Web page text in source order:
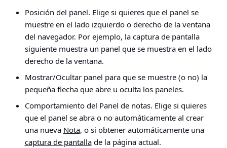
Posición del panel. Elige si quieres que el panel se
muestre en el lado izquierdo o derecho de la ventana
del navegador. Por ejemplo, la captura de pantalla
siguiente muestra un panel que se muestra en el lado
derecho de la ventana.
Mostrar/Ocultar panel para que se muestre (o no) la
pequeña flecha que abre u oculta los paneles.
Comportamiento del Panel de notas. Elige si quieres
que el panel se abra o no automáticamente al crear
una nueva Nota, o si obtener automáticamente una
captura de pantallade la página actual.